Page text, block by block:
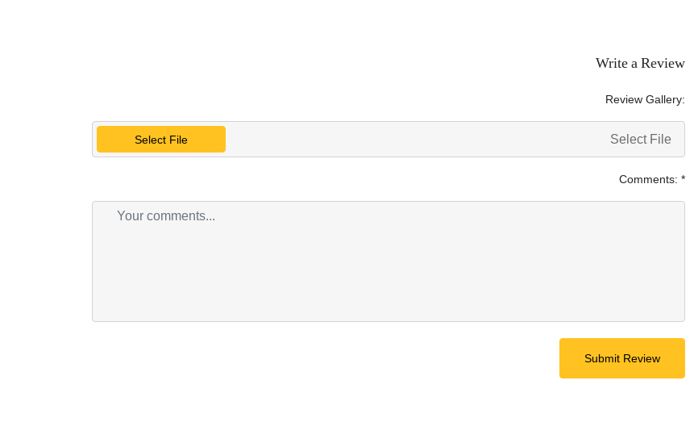
Write a Review
Review Gallery:
Select File Select File
Comments: *
Submit Review